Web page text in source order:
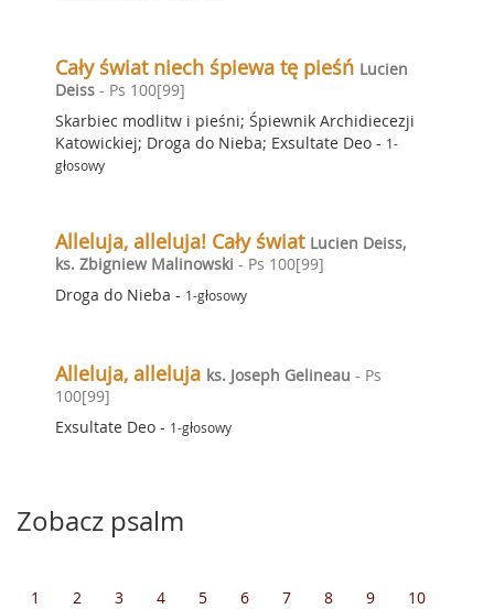
Cały świat niech śpiewa tę pieśń Lucien
Deiss - Ps 100[99]
Skarbiec modlitw i pieśni; Śpiewnik Archidiecezji
Katowickiej; Droga do Nieba; Exsultate Deo - 1-
głosowy
Alleluja, alleluja! Cały świat Lucien Deiss,
ks. Zbigniew Malinowski - Ps 100[99]
Droga do Nieba - 1-głosowy
Alleluja, alleluja ks. Joseph Gelineau - Ps
100[99]
Exsultate Deo - 1-głosowy
Zobacz psalm
1 2 3 4 5 6 7 8 9
10